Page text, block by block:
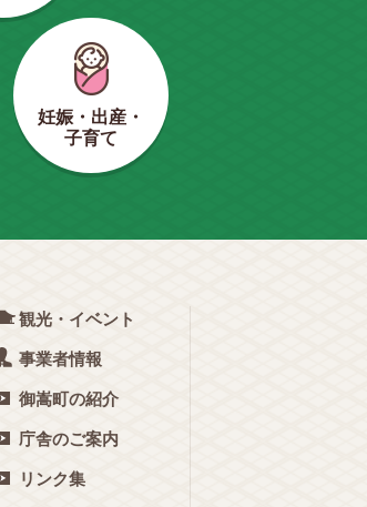
妊娠・出産・
子育て
観光・イベント
事業者情報
御嵩町の紹介
庁舎のご案内
リンク集